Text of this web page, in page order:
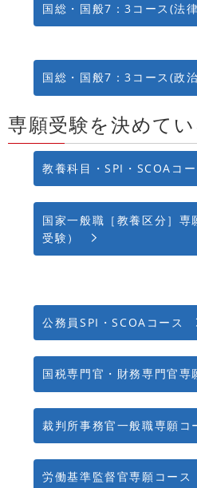
国総・国般7：3コース(法
国総・国般7：3コース(政
専願受験を決めて
教養科目・SPI・SCOAコー
国家一般職［教養区分］
受験）
公務員SPI・SCOAコース
国税専門官・財務専門官専
裁判所事務官一般職専願コ
労働基準監督官専願コース